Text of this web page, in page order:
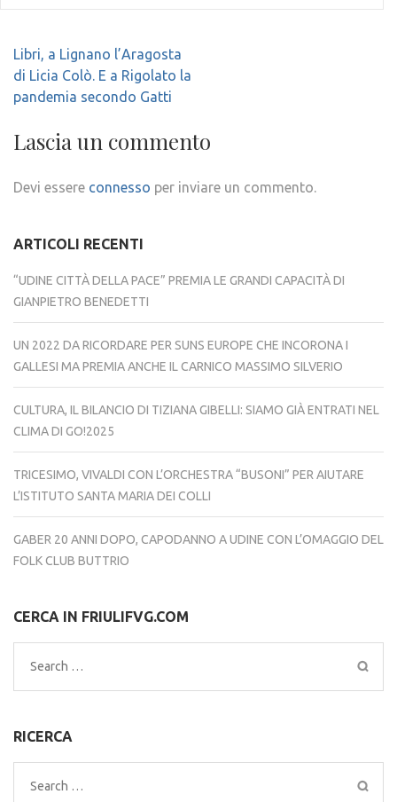
Navigazione
articoli
Libri, a Lignano l’Aragosta
di Licia Colò. E a Rigolato la
pandemia secondo Gatti
Lascia un commento
Devi essere connesso per inviare un commento.
ARTICOLI RECENTI
“UDINE CITTÀ DELLA PACE” PREMIA LE GRANDI CAPACITÀ DI
GIANPIETRO BENEDETTI
UN 2022 DA RICORDARE PER SUNS EUROPE CHE INCORONA I
GALLESI MA PREMIA ANCHE IL CARNICO MASSIMO SILVERIO
CULTURA, IL BILANCIO DI TIZIANA GIBELLI: SIAMO GIÀ ENTRATI NEL
CLIMA DI GO!2025
TRICESIMO, VIVALDI CON L’ORCHESTRA “BUSONI” PER AIUTARE
L’ISTITUTO SANTA MARIA DEI COLLI
GABER 20 ANNI DOPO, CAPODANNO A UDINE CON L’OMAGGIO DEL
FOLK CLUB BUTTRIO
CERCA IN FRIULIFVG.COM
Search
for:
RICERCA
Search